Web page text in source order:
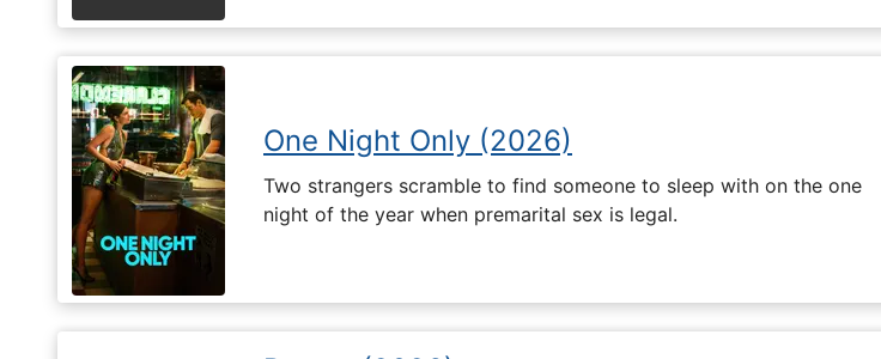
One Night Only (2026)
Two strangers scramble to find someone to sleep with on the one
night of the year when premarital sex is legal.